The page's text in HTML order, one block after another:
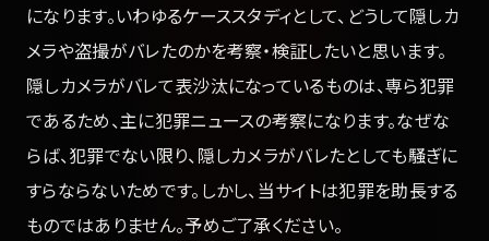
になります。いわゆるケーススタディとして、どうして隠しカ
メラや盗撮がバレたのかを考察・検証したいと思います。
隠しカメラがバレて表沙汰になっているものは、専ら犯罪
であるため、主に犯罪ニュースの考察になります。なぜな
らば、犯罪でない限り、隠しカメラがバレたとしても騒ぎに
すらならないためです。しかし、当サイトは犯罪を助長する
ものではありません。予めご了承ください。